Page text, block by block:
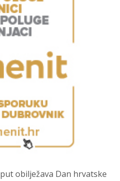
obilježava Dan hrvatske